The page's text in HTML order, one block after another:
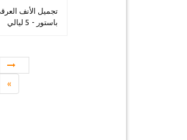
تجميل الأنف
باستور - 5 ليالي
»